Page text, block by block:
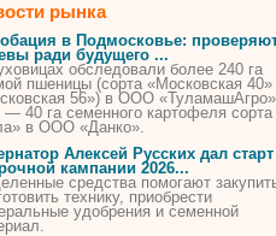
рынка
в Подмосковье:
ради будущего ...
обследовали более 240 га
пшеницы (сорта «Московская 40»
56») в ООО
— 40 га семенного картофеля сорта
в ООО «Данко».
Алексей Русских дал старт
кампании 2026...
средства помогают
технику, приобрести
удобрения и семенной